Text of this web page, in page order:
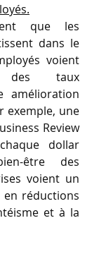
que les
dans le
voient
des taux
amélioration
exemple, une
Review
dollar
être des
voient un
réductions
et à la